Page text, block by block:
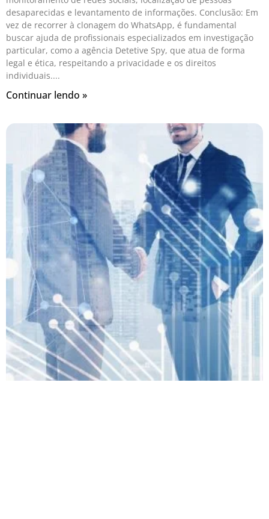
desaparecidas e levantamento de informações. Conclusão: Em
vez de recorrer à clonagem do WhatsApp, é fundamental
buscar ajuda de profissionais especializados em investigação
particular, como a agência Detetive Spy, que atua de forma
legal e ética, respeitando a privacidade e os direitos
individuais.
Continuar lendo »